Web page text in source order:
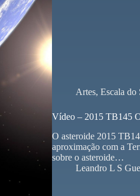
Artes, Escala do
Vídeo – 2015 TB145
O asteroide 2015
aproximação com a
sobre o asteroide…
Leandro L S